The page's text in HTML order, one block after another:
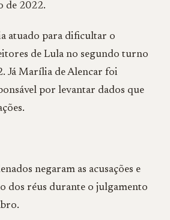
de 2022.
atuado para dificultar o
de Lula no segundo turno
Já Marília de Alencar foi
por levantar dados que
negaram as acusações e
dos réus durante o julgamento